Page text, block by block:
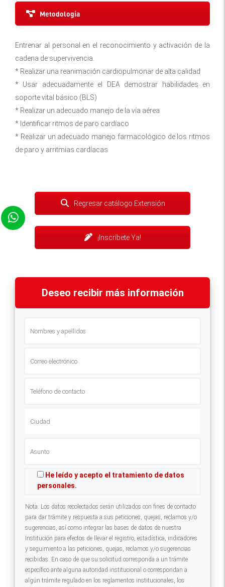
Metodología
Entrenar al personal en el reconocimiento y activación de la
cadena de supervivencia.
* Realizar una reanimación cardiopulmonar de alta calidad
* Usar adecuadamente el DEA demostrar habilidades en
soporte vital básico (BLS)
* Realizar un adecuado manejo de la vía aérea
* Identificar ritmos de paro cardíaco
* Realizar un adecuado manejo farmacológico de los ritmos
de paro y arritmias cardíacas
Regresar catálogo Extensión
¡Inscríbete Ya!
Deseo recibir más información
He leído y acepto el tratamiento de datos
personales.
Nota: Los datos recolectados serán utilizados con fines de contacto
para dar trámite y respuesta a sus peticiones, quejas, reclamos y/o
sugerencias, así como integrar las bases de datos de nuestra
Institución para efectos de llevar el registro, estadística, indicadores
y seguimiento a las peticiones, quejas, reclamos y/o sugerencias
recibidas. En caso de que su solicitud corresponda a un trámite
específico ante alguna autoridad institucional o correspondan a
algún trámite regulado en los reglamentos institucionales, los